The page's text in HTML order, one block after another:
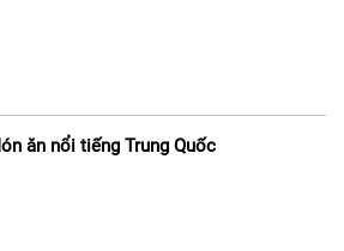
ăn nổi tiếng Trung Quốc